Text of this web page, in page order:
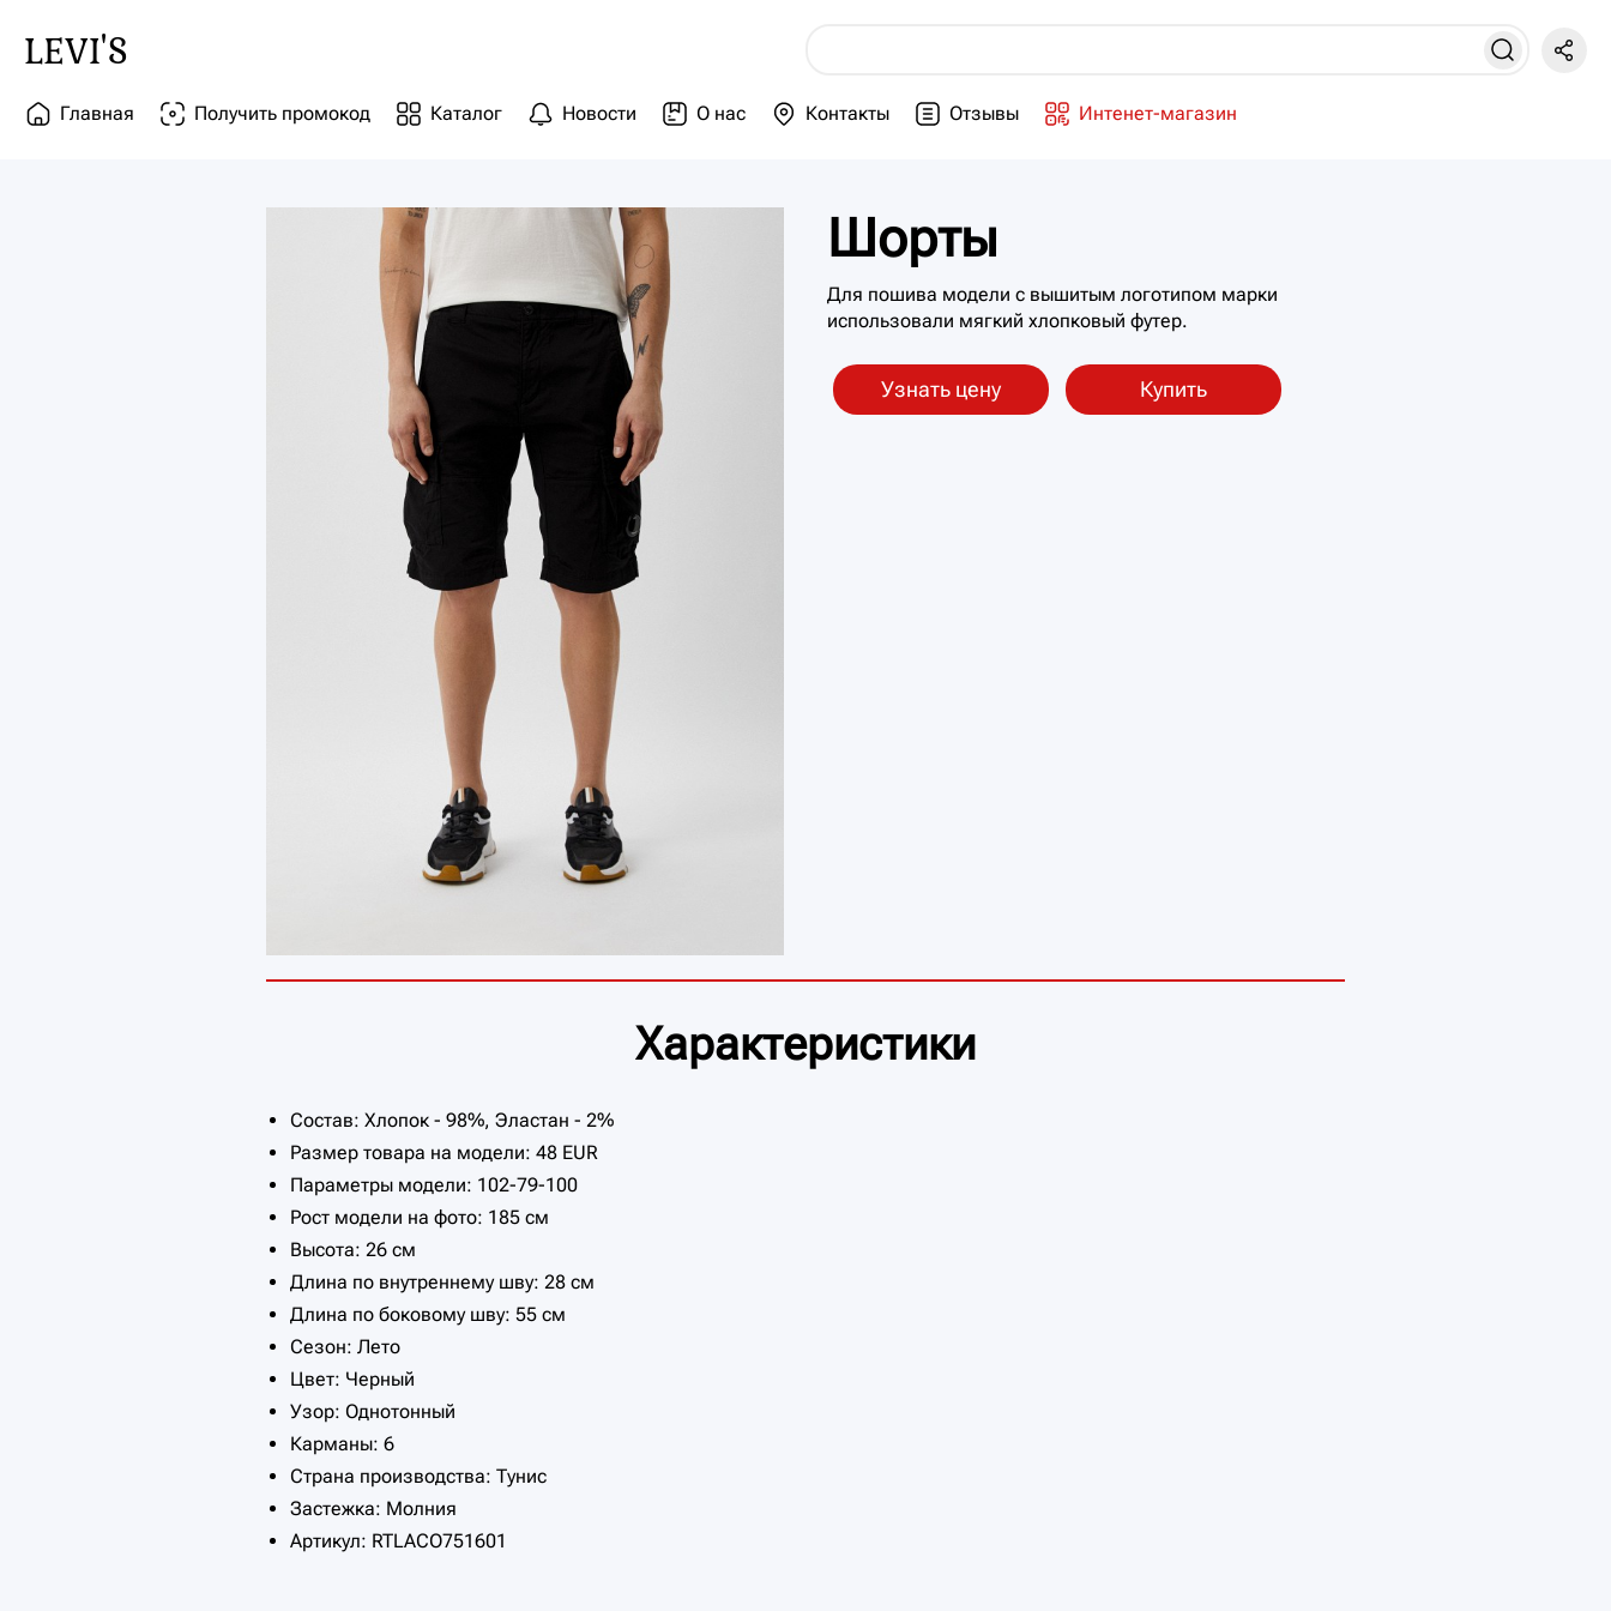
LEVI'S
Главная Получить промокод Каталог Новости О нас Контакты Отзывы Интенет-магазин
Шорты
Для пошива модели с вышитым логотипом марки
использовали мягкий хлопковый футер.
Узнать цену Купить
Характеристики
Состав: Хлопок - 98%, Эластан - 2%
Размер товара на модели: 48 EUR
Параметры модели: 102-79-100
Рост модели на фото: 185 см
Высота: 26 см
Длина по внутреннему шву: 28 см
Длина по боковому шву: 55 см
Сезон: Лето
Цвет: Черный
Узор: Однотонный
Карманы: 6
Страна производства: Тунис
Застежка: Молния
Артикул: RTLACO751601